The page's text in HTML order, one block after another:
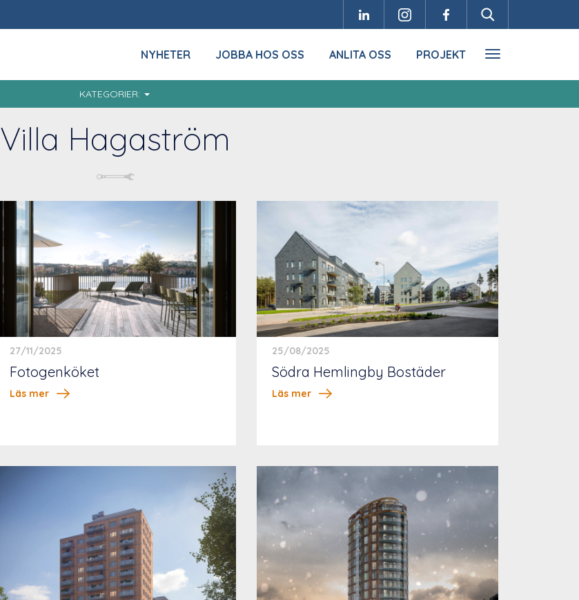
NYHETER JOBBA HOS OSS ANLITA OSS PROJEKT
KATEGORIER:
Villa Hagaström
27/11/2025
Fotogenköket
Läs mer
25/08/2025
Södra Hemlingby Bostäder
Läs mer